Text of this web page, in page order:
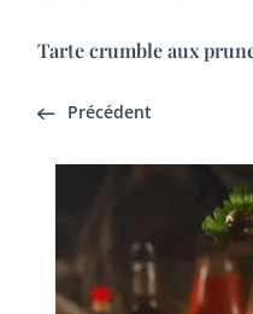
Tarte crumble aux
Précédent